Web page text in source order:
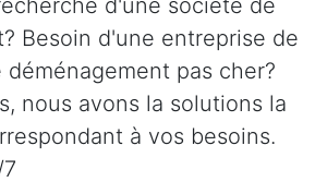
Besoin d'une entreprise de
pas cher?
nous avons la solutions la
à vos besoins.